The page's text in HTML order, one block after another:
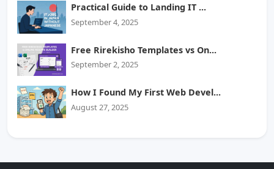
Practical Guide to Landing IT ...
September 4, 2025
Free Rirekisho Templates vs On...
September 2, 2025
How I Found My First Web Devel...
August 27, 2025